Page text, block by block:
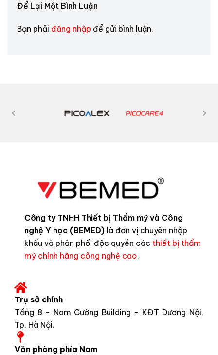
Để Lại Một Bình Luận
Bạn phải đăng nhập để gửi bình luận.
Công ty TNHH Thiết bị Thẩm mỹ và Công
nghệ Y học (BEMED) là đơn vị chuyên nhập
khẩu và phân phối độc quyền các thiết bị thẩm
mỹ chính hãng công nghệ cao.
Trụ sở chính
Tầng 8 - Nam Cường Building - KĐT Dương Nội,
Tp. Hà Nội.
Văn phòng phía Nam